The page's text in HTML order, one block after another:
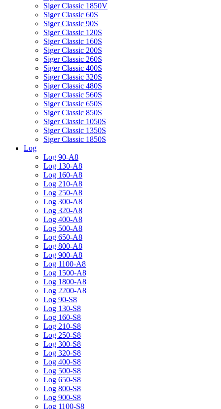
Siger Classic 1850V
Siger Classic 60S
Siger Classic 90S
Siger Classic 120S
Siger Classic 160S
Siger Classic 200S
Siger Classic 260S
Siger Classic 400S
Siger Classic 320S
Siger Classic 480S
Siger Classic 560S
Siger Classic 650S
Siger Classic 850S
Siger Classic 1050S
Siger Classic 1350S
Siger Classic 1850S
Log
Log 90-A8
Log 130-A8
Log 160-A8
Log 210-A8
Log 250-A8
Log 300-A8
Log 320-A8
Log 400-A8
Log 500-A8
Log 650-A8
Log 800-A8
Log 900-A8
Log 1100-A8
Log 1500-A8
Log 1800-A8
Log 2200-A8
Log 90-S8
Log 130-S8
Log 160-S8
Log 210-S8
Log 250-S8
Log 300-S8
Log 320-S8
Log 400-S8
Log 500-S8
Log 650-S8
Log 800-S8
Log 900-S8
Log 1100-S8